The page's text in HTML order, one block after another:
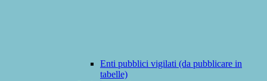
Enti pubblici vigilati (da pubblicare in
tabelle)